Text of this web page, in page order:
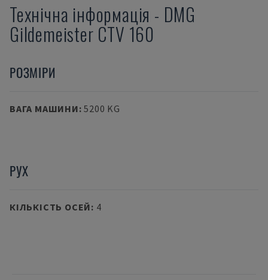
Технічна інформація - DMG
Gildemeister CTV 160
РОЗМІРИ
ВАГА МАШИНИ:5200 KG
РУХ
КІЛЬКІСТЬ ОСЕЙ: 4